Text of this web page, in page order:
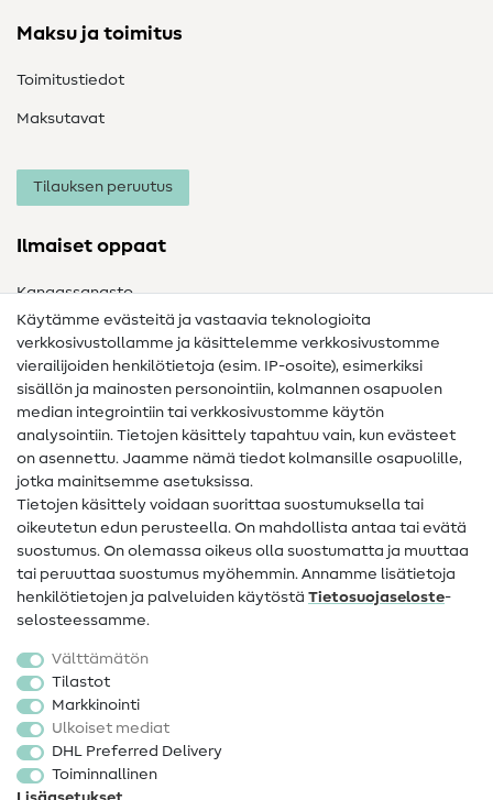
Maksu ja toimitus
Toimitustiedot
Maksutavat
Tilauksen peruutus
Ilmaiset oppaat
Kangassanasto
Ompelusanasto
Ompeluohjeet
Apua ja yhteystiedot
Yhteystiedot
Tietoa omistajanvaihdoksesta
Peruutusoikeus
Suosittu
Kankaat
Ompelutarvikkeet
Ale
Käytämme evästeitä ja vastaavia teknologioita
verkkosivustollamme ja käsittelemme verkkosivustomme
vierailijoiden henkilötietoja (esim. IP-osoite), esimerkiksi
sisällön ja mainosten personointiin, kolmannen osapuolen
median integrointiin tai verkkosivustomme käytön
analysointiin. Tietojen käsittely tapahtuu vain, kun evästeet
on asennettu. Jaamme nämä tiedot kolmansille osapuolille,
jotka mainitsemme asetuksissa.
Tietojen käsittely voidaan suorittaa suostumuksella tai
oikeutetun edun perusteella. On mahdollista antaa tai evätä
suostumus. On olemassa oikeus olla suostumatta ja muuttaa
tai peruuttaa suostumus myöhemmin. Annamme lisätietoja
henkilötietojen ja palveluiden käytöstä Tietosuojaseloste-
selosteessamme.
Välttämätön
Tilastot
Markkinointi
Ulkoiset mediat
DHL Preferred Delivery
Toiminnallinen